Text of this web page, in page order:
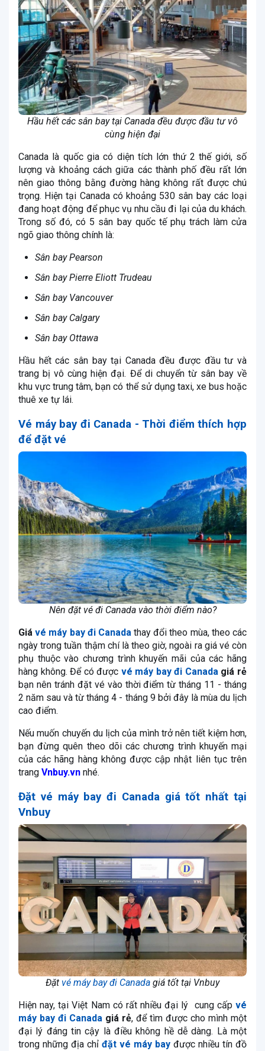
Hầu hết các sân bay tại Canada đều được đầu tư vô
cùng hiện đại
Canada là quốc gia có diện tích lớn thứ 2 thế giới, số
lượng và khoảng cách giữa các thành phố đều rất lớn
nên giao thông bằng đường hàng không rất được chú
trọng. Hiện tại Canada có khoảng 530 sân bay các loại
đang hoạt động để phục vụ nhu cầu đi lại của du khách.
Trong số đó, có 5 sân bay quốc tế phụ trách làm cửa
ngõ giao thông chính là:
Sân bay Pearson
Sân bay Pierre Eliott Trudeau
Sân bay Vancouver
Sân bay Calgary
Sân bay Ottawa
Hầu hết các sân bay tại Canada đều được đầu tư và
trang bị vô cùng hiện đại. Để di chuyển từ sân bay về
khu vực trung tâm, bạn có thể sử dụng taxi, xe bus hoặc
thuê xe tự lái.
Vé máy bay đi Canada - Thời điểm thích hợp
để đặt vé
Nên đặt vé đi Canada vào thời điểm nào?
Giávé máy bay đi Canadathay đổi theo mùa, theo các
ngày trong tuần thậm chí là theo giờ, ngoài ra giá vé còn
phụ thuộc vào chương trình khuyến mãi của các hãng
hàng không. Để có được vé máy bay đi Canadagiá rẻ
bạn nên tránh đặt vé vào thời điểm từ tháng 11 - tháng
2 năm sau và từ tháng 4 - tháng 9 bởi đây là mùa du lịch
cao điểm.
Nếu muốn chuyến du lịch của mình trở nên tiết kiệm hơn,
bạn đừng quên theo dõi các chương trình khuyến mại
của các hãng hàng không được cập nhật liên tục trên
trang Vnbuy.vn nhé.
Đặt vé máy bayđi Canada giá tốt nhất tại
Vnbuy
Đặt vé máy bay đi Canada giá tốt tại Vnbuy
Hiện nay, tại Việt Nam có rất nhiều đại lý cung cấp vé
máy bay đi Canada giá rẻ, để tìm được cho mình một
đại lý đáng tin cậy là điều không hề dễ dàng. Là một
trong những địa chỉ đặt vé máy bay được nhiều tín đồ